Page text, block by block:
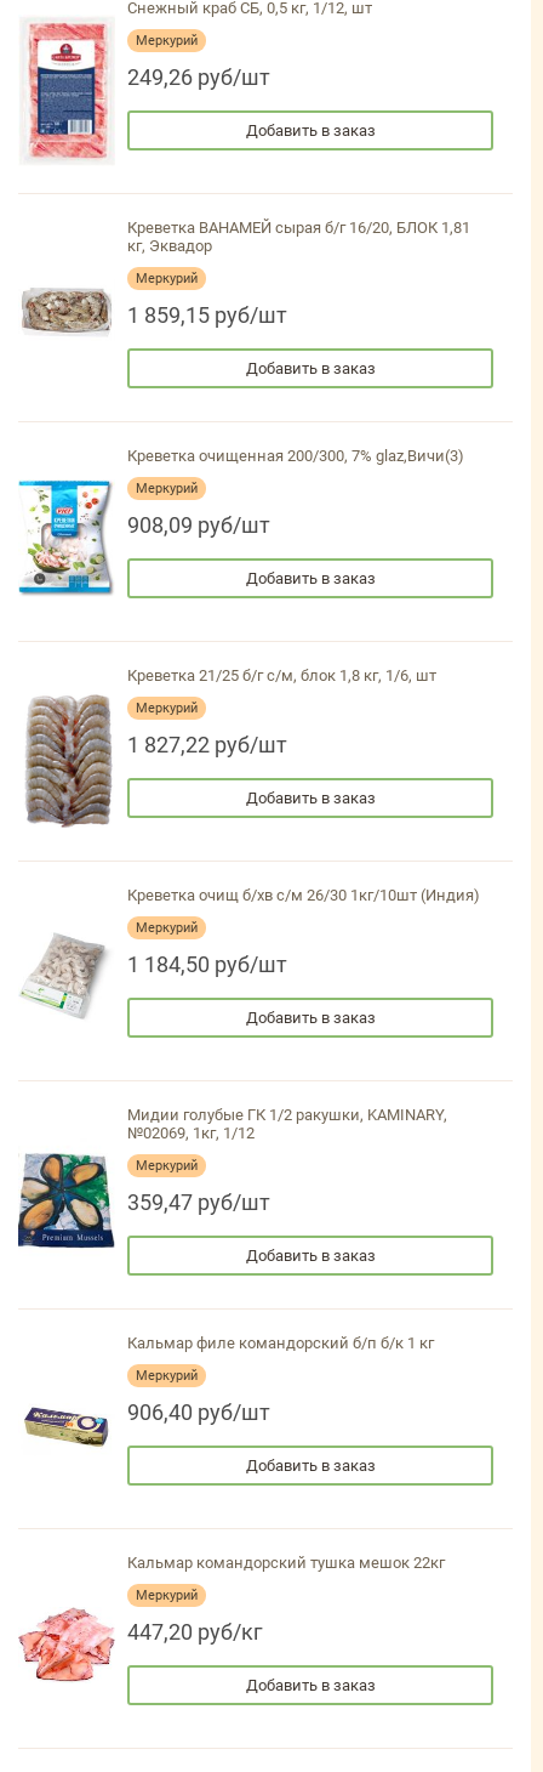
Снежный краб СБ, 0,5 кг, 1/12, шт
Меркурий
249,26 руб/шт
Добавить в заказ
Креветка ВАНАМЕЙ сырая б/г 16/20, БЛОК 1,81
кг, Эквадор
Меркурий
1 859,15 руб/шт
Добавить в заказ
Креветка очищенная 200/300, 7% glaz,Вичи(3)
Меркурий
908,09 руб/шт
Добавить в заказ
Креветка 21/25 б/г с/м, блок 1,8 кг, 1/6, шт
Меркурий
1 827,22 руб/шт
Добавить в заказ
Креветка очищ б/хв с/м 26/30 1кг/10шт (Индия)
Меркурий
1 184,50 руб/шт
Добавить в заказ
Мидии голубые ГК 1/2 ракушки, KAMINARY,
№02069, 1кг, 1/12
Меркурий
359,47 руб/шт
Добавить в заказ
Кальмар филе командорский б/п б/к 1 кг
Меркурий
906,40 руб/шт
Добавить в заказ
Кальмар командорский тушка мешок 22кг
Меркурий
447,20 руб/кг
Добавить в заказ